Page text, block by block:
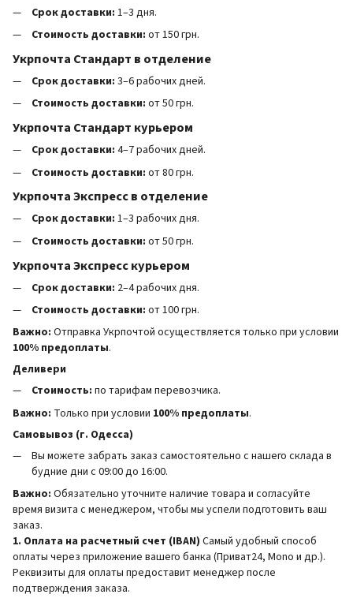
Срок доставки: 1–3 дня.
Стоимость доставки: от 150 грн.
Укрпочта Стандарт в отделение
Срок доставки: 3–6 рабочих дней.
Стоимость доставки: от 50 грн.
Укрпочта Стандарт курьером
Срок доставки: 4–7 рабочих дней.
Стоимость доставки: от 80 грн.
Укрпочта Экспресс в отделение
Срок доставки: 1–3 рабочих дня.
Стоимость доставки: от 50 грн.
Укрпочта Экспресс курьером
Срок доставки: 2–4 рабочих дня.
Стоимость доставки: от 100 грн.
Важно: Отправка Укрпочтой осуществляется только при условии
100% предоплаты.
Деливери
Стоимость: по тарифам перевозчика.
Важно: Только при условии 100% предоплаты.
Самовывоз (г. Одесса)
Вы можете забрать заказ самостоятельно с нашего склада в
будние дни с 09:00 до 16:00.
Важно: Обязательно уточните наличие товара и согласуйте
время визита с менеджером, чтобы мы успели подготовить ваш
заказ.
1. Оплата на расчетный счет (IBAN) Самый удобный способ
оплаты через приложение вашего банка (Приват24, Mono и др.).
Реквизиты для оплаты предоставит менеджер после
подтверждения заказа.